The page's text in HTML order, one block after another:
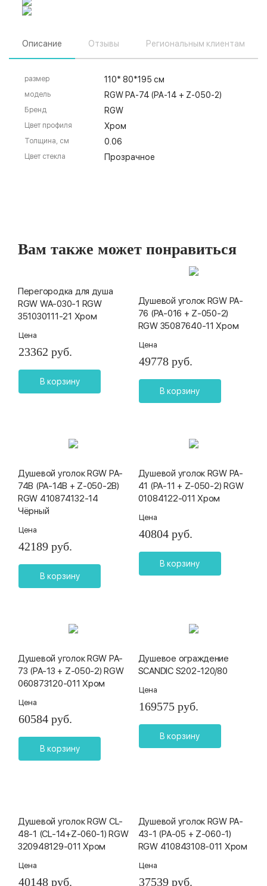
Описание Отзывы Региональным клиентам
размер 110* 80*195 см
модель RGW PA-74 (PA-14 + Z-050-2)
Бренд RGW
Цвет профиля Хром
Толщина, см 0.06
Цвет стекла Прозрачное
Вам также может понравиться
Перегородка для душа
RGW WA-030-1 RGW
351030111-21 Хром
Цена
23362 руб.
В корзину
Душевой уголок RGW PA-
76 (PA-016 + Z-050-2)
RGW 35087640-11 Хром
Цена
49778 руб.
В корзину
Душевой уголок RGW PA-
74B (PA-14B + Z-050-2B)
RGW 410874132-14
Чёрный
Цена
42189 руб.
В корзину
Душевой уголок RGW PA-
41 (PA-11 + Z-050-2) RGW
01084122-011 Хром
Цена
40804 руб.
В корзину
Душевой уголок RGW PA-
73 (PA-13 + Z-050-2) RGW
060873120-011 Хром
Цена
60584 руб.
В корзину
Душевое ограждение
SCANDIC S202-120/80
Цена
169575 руб.
В корзину
Душевой уголок RGW CL-
48-1 (CL-14+Z-060-1) RGW
320948129-011 Хром
Цена
40148 руб.
Душевой уголок RGW PA-
43-1 (PA-05 + Z-060-1)
RGW 410843108-011 Хром
Цена
37539 руб.